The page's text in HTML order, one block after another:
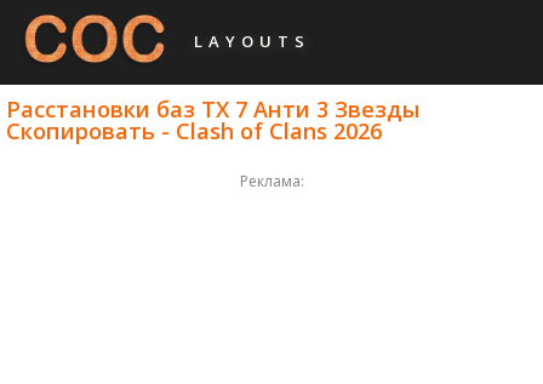
LAYOUTS
Расстановки баз ТХ 7 Анти 3 Звезды
Скопировать - Clash of Clans 2026
Реклама: